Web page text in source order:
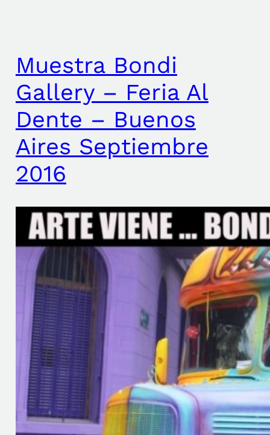
Muestra Bondi
Gallery – Feria Al
Dente – Buenos
Aires Septiembre
2016